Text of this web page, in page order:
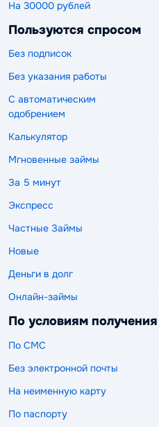
На 30000 рублей
Пользуются спросом
Без подписок
Без указания работы
С автоматическим
одобрением
Калькулятор
Мгновенные займы
За 5 минут
Экспресс
Частные Займы
Новые
Деньги в долг
Онлайн-займы
По условиям получения
По СМС
Без электронной почты
На неименную карту
По паспорту